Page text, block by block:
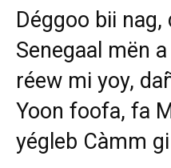
Déggoo bii
Senegaal mën
réew mi yoy,
Yoon foofa, fa
yégleb Càmm